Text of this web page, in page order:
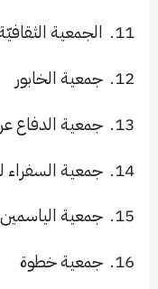
11. الجمعية
12. جمعية الخابور
13. جمعية الدفاع
14. جمعية
15. جمعية الياسمين
16. جمعية خطوة